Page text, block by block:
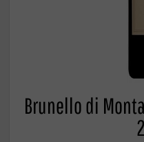
Brunello di